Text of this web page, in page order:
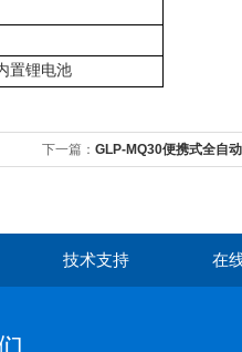
置锂电池
下一篇： GLP-MQ30便携式全自
技术支持 在